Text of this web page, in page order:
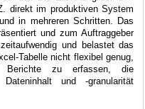
direkt im produktiven System
in mehreren Schritten. Das
und zum Auftraggeber
und belastet das
Tabelle nicht flexibel genug,
zu erfassen, die
und -granularität